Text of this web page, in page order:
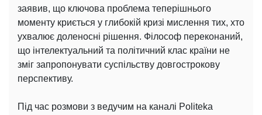
заявив, що ключова проблема теперішнього
моменту криється у глибокій кризі мислення тих, хто
ухвалює доленосні рішення. Філософ переконаний,
що інтелектуальний та політичний клас країни не
зміг запропонувати суспільству довгострокову
перспективу.
Під час розмови з ведучим на каналі Politeka